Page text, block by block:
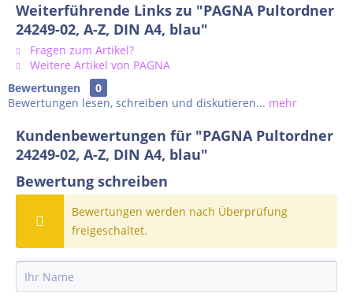
Weiterführende Links zu "PAGNA Pultordner
24249-02, A-Z, DIN A4, blau"
Fragen zum Artikel?
Weitere Artikel von PAGNA
Bewertungen
0
Bewertungen lesen, schreiben und diskutieren... mehr
Kundenbewertungen für "PAGNA Pultordner
24249-02, A-Z, DIN A4, blau"
Bewertung schreiben
Bewertungen werden nach Überprüfung
freigeschaltet.